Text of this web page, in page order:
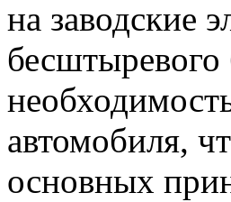
на заводские
бесштыревого
автомобиля,
основных